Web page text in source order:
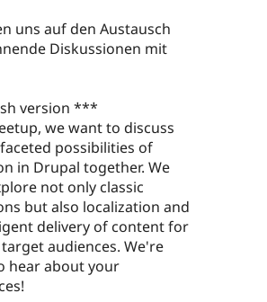
uns auf den Austausch
Diskussionen mit
version ***
we want to discuss
possibilities of
in Drupal together. We
not only classic
but also localization and
delivery of content for
audiences. We're
hear about your